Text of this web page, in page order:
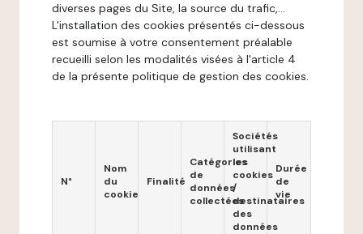
diverses pages du Site, la source du trafic,...
L'installation des cookies présentés ci-dessous
est soumise à votre consentement préalable
recueilli selon les modalités visées à l'article 4
de la présente politique de gestion des cookies.
N°
Nom
du
cookie
Finalité
Catégories
de
données
collectées
Sociétés
utilisant
les
cookies
/
destinataires
des
données
Durée
de
vie